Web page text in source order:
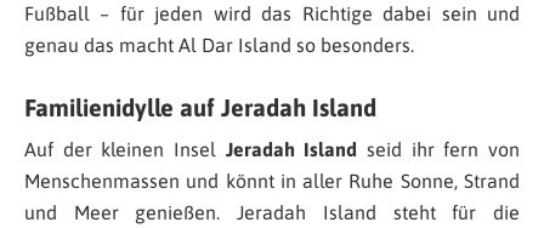
Fußball – für jeden wird das Richtige dabei sein und
genau das macht Al Dar Island so besonders.
Familienidylle auf Jeradah Island
Auf der kleinen Insel Jeradah Island seid ihr fern von
Menschenmassen und könnt in aller Ruhe Sonne, Strand
und Meer genießen. Jeradah Island steht für die